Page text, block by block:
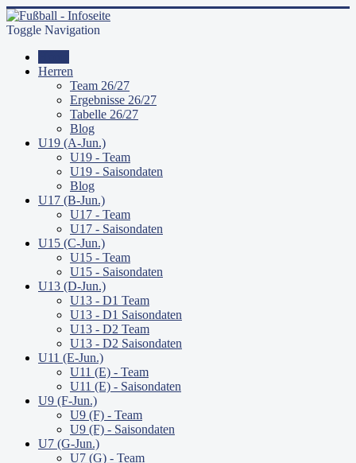
Toggle Navigation
Herren
Team 26/27
Ergebnisse 26/27
Tabelle 26/27
Blog
U19 (A-Jun.)
U19 - Team
U19 - Saisondaten
Blog
U17 (B-Jun.)
U17 - Team
U17 - Saisondaten
U15 (C-Jun.)
U15 - Team
U15 - Saisondaten
U13 (D-Jun.)
U13 - D1 Team
U13 - D1 Saisondaten
U13 - D2 Team
U13 - D2 Saisondaten
U11 (E-Jun.)
U11 (E) - Team
U11 (E) - Saisondaten
U9 (F-Jun.)
U9 (F) - Team
U9 (F) - Saisondaten
U7 (G-Jun.)
U7 (G) - Team